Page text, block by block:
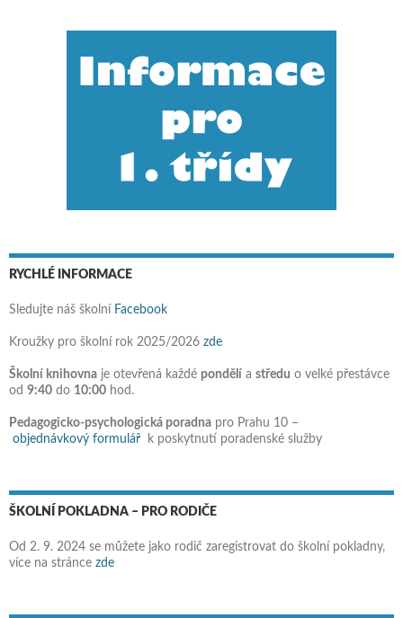
RYCHLÉ INFORMACE
Sledujte náš školní Facebook
Kroužky pro školní rok 2025/2026 zde
Školní knihovna je otevřená každé pondělí a středu o velké přestávce
od 9:40 do 10:00 hod.
Pedagogicko-psychologická poradna pro Prahu 10 –
objednávkový formulář k poskytnutí poradenské služby
ŠKOLNÍ POKLADNA – PRO RODIČE
Od 2. 9. 2024 se můžete jako rodič zaregistrovat do školní pokladny,
více na stránce zde